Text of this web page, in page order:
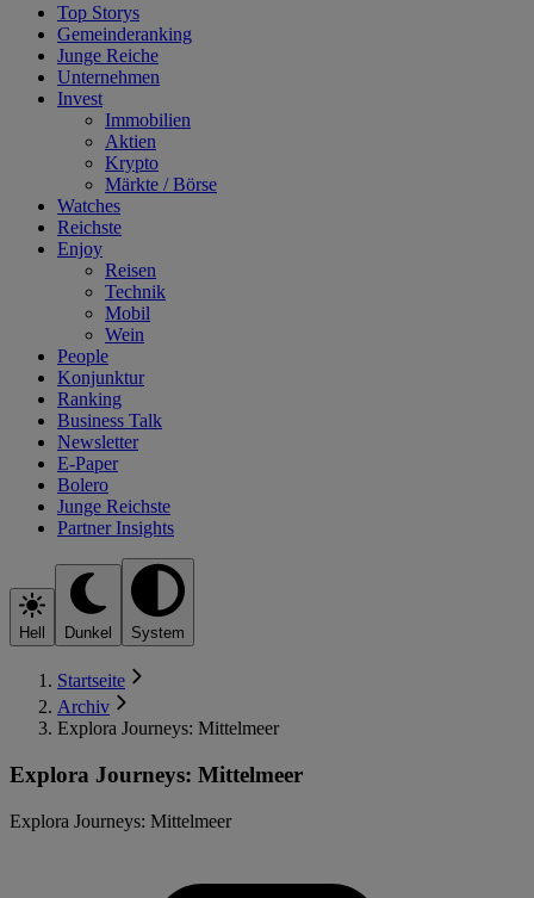
Top Storys
Gemeinderanking
Junge Reiche
Unternehmen
Invest
Immobilien
Aktien
Krypto
Märkte / Börse
Watches
Reichste
Enjoy
Reisen
Technik
Mobil
Wein
People
Konjunktur
Ranking
Business Talk
Newsletter
E-Paper
Bolero
Junge Reichste
Partner Insights
Hell Dunkel System
Startseite
Archiv
Explora Journeys: Mittelmeer
Explora Journeys: Mittelmeer
Explora Journeys: Mittelmeer